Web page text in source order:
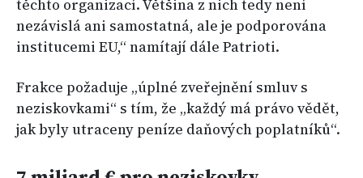
těchto organizací. Většina z nich tedy není
nezávislá ani samostatná, ale je podporována
institucemi EU,“ namítají dále Patrioti.
Frakce požaduje „úplné zveřejnění smluv s
neziskovkami“ s tím, že „každý má právo vědět,
jak byly utraceny peníze daňových poplatníků“.